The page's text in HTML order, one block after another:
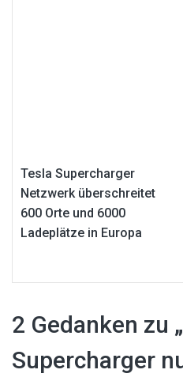
Tesla Supercharger
Netzwerk überschreitet
600 Orte und 6000
Ladeplätze in Europa
2 Gedanken zu „
Supercharger